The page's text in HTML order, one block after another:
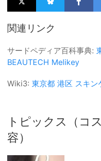
関連リンク
サードペディア百科事典:
BEAUTECH Melikey
Wiki3: 東京都 港区 スキン
トピックス（コ
容）